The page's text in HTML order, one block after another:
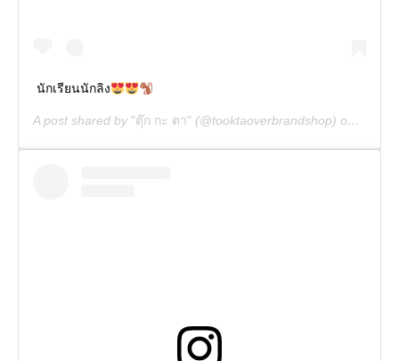
นักเรียนนักลิง
A post shared by "ตุ๊ก กะ ตา" (@tooktaoverbrandshop) on